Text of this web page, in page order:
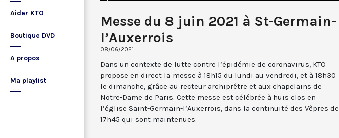
Aider KTO
Boutique DVD
A propos
Ma playlist
Messe du 8 juin 2021 à St-Germain-
l’Auxerrois
08/06/2021
Dans un contexte de lutte contre l’épidémie de coronavirus, KTO
propose en direct la messe à 18h15 du lundi au vendredi, et à 18h30
le dimanche, grâce au recteur archiprêtre et aux chapelains de
Notre-Dame de Paris. Cette messe est célébrée à huis clos en
l’église Saint-Germain-l’Auxerrois, dans la continuité des Vêpres de
17h45 qui sont maintenues.